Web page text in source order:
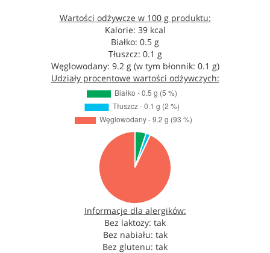
Wartości odżywcze w 100 g produktu:
Kalorie: 39 kcal
Białko: 0.5 g
Tłuszcz: 0.1 g
Węglowodany: 9.2 g (w tym błonnik: 0.1 g)
Udziały procentowe wartości odżywczych:
Informacje dla alergików:
Bez laktozy: tak
Bez nabiału: tak
Bez glutenu: tak